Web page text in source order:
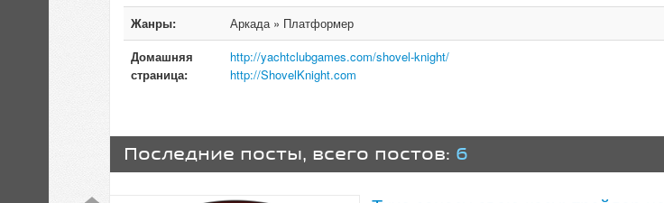
Жанры:
Аркада » Платформер
Домашняя
страница:
http://yachtclubgames.com/shovel-knight/
http://ShovelKnight.com
Последние посты, всего постов: 6